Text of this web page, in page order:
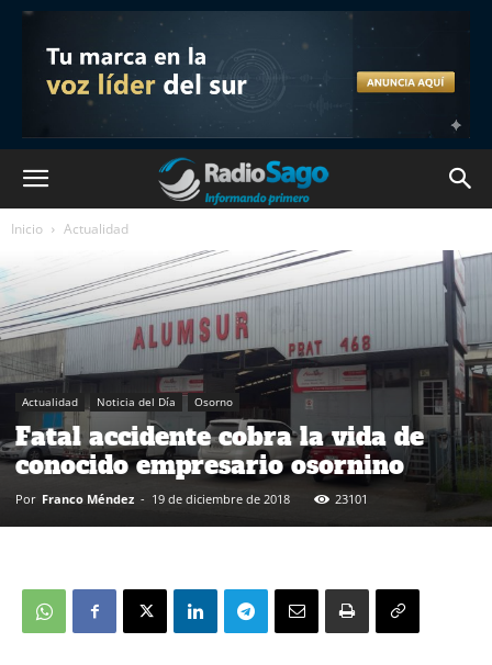
Inicio Actualidad
Actualidad Noticia del Día Osorno
Fatal accidente cobra la vida de
conocido empresario osornino
Por Franco Méndez - 19 de diciembre de 2018 23101